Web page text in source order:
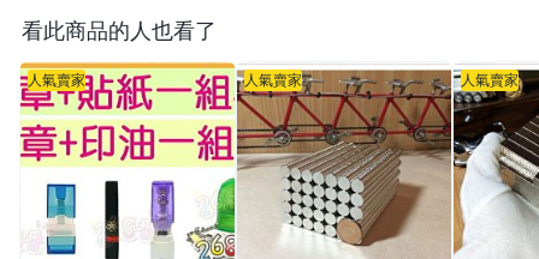
看此商品的人也看了
人氣賣家 人氣賣家 人氣賣家